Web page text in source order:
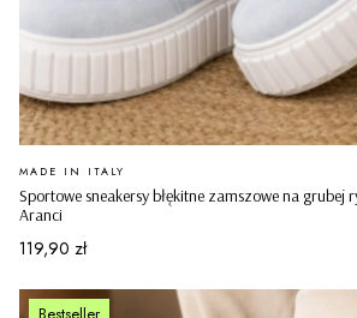
Sportowe sneakersy błękitne zamszowe na grubej
Aranci
PRODUCENT
MADE IN ITALY
Cena
119,90 zł